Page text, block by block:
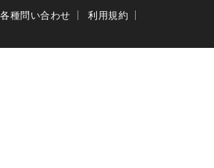
各種問い合わせ
利用規約